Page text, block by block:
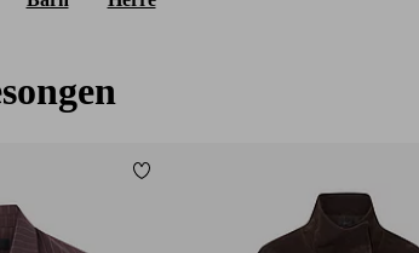
Legg til favoritter